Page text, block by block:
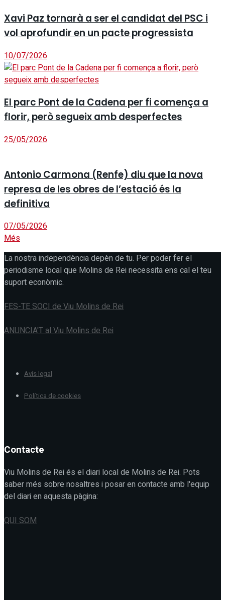
Xavi Paz tornarà a ser el candidat del PSC i
vol aprofundir en un pacte progressista
10/07/2026
El parc Pont de la Cadena per fi comença a
florir, però segueix amb desperfectes
25/05/2026
Antonio Carmona (Renfe) diu que la nova
represa de les obres de l’estació és la
definitiva
07/05/2026
Més
La nostra independència depèn de tu. Per poder fer el
periodisme local que Molins de Rei necessita ens cal el teu
suport econòmic.
FES-TE SOCI de Viu Molins de Rei
ANUNCIA'T al Viu Molins de Rei
Avís legal
Política de cookies
Contacte
Viu Molins de Rei és el diari local de Molins de Rei. Pots
saber més sobre nosaltres i posar en contacte amb l'equip
del diari en aquesta pàgina:
QUI SOM